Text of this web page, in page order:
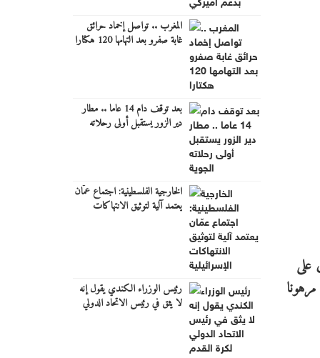
على
المغرب .. تواصل إخماد حرائق
غابة صفرو بعد التهامها 120 هكتارا
بعد توقف دام 14 عاما .. مطار
دير الزور يستقبل أولى رحلاته
الخارجية الفلسطينية: اجتماع عمّان
يعتمد آلية لتوثيق الانتهاكات
رئيس الوزراء الكندي يقول إنه
لا يثق في رئيس الاتحاد الدولي